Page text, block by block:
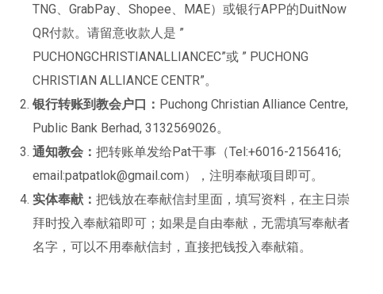
TNG、GrabPay、Shopee、MAE）或银行APP的DuitNow
QR付款。请留意收款人是 ”
PUCHONGCHRISTIANALLIANCEC”或 ” PUCHONG
CHRISTIAN ALLIANCE CENTR”。
银行转账到教会户口： Puchong Christian Alliance Centre,
Public Bank Berhad, 3132569026。
通知教会： 把转账单发给Pat干事（Tel:+6016-2156416;
email:patpatlok@gmail.com），注明奉献项目即可。
实体奉献： 把钱放在奉献信封里面，填写资料，在主日崇
拜时投入奉献箱即可；如果是自由奉献，无需填写奉献者
名字，可以不用奉献信封，直接把钱投入奉献箱。